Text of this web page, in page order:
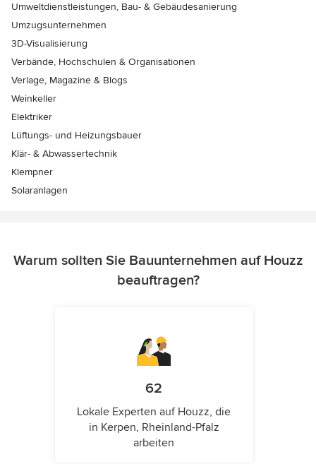
Umweltdienstleistungen, Bau- & Gebäudesanierung
Umzugsunternehmen
3D-Visualisierung
Verbände, Hochschulen & Organisationen
Verlage, Magazine & Blogs
Weinkeller
Elektriker
Lüftungs- und Heizungsbauer
Klär- & Abwassertechnik
Klempner
Solaranlagen
Warum sollten Sie Bauunternehmen auf Houzz
beauftragen?
62
Lokale Experten auf Houzz, die
in Kerpen, Rheinland-Pfalz
arbeiten